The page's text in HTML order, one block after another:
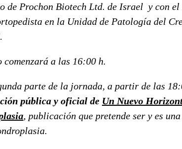
de Prochon Biotech Ltd. de Israel y con
en la Unidad de Patología del
comenzará a las 16:00 h.
parte de la jornada, a partir de las
pública y oficial de Un Nuevo
, publicación que pretende ser y es